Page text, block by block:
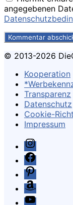
angegebenen
© 2013-2026
Kooperation
Transparenz
Datenschutz
Cookie-
Impressum
Instagram
Facebook
Pinterest
Amazon
Youtube